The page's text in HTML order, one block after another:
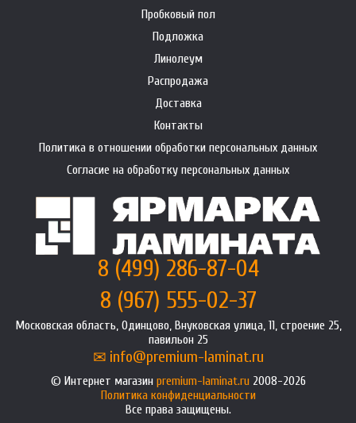
Пробковый пол
Подложка
Линолеум
Распродажа
Доставка
Контакты
Политика в отношении обработки персональных данных
Согласие на обработку персональных данных
8 (499) 286-87-04
8 (967) 555-02-37
Московская область, Одинцово, Внуковская улица, 11, строение 25,
павильон 25
info@premium-laminat.ru
Интернет магазин premium-laminat.ru2008-2026
Политика конфиденциальности
Все права защищены.